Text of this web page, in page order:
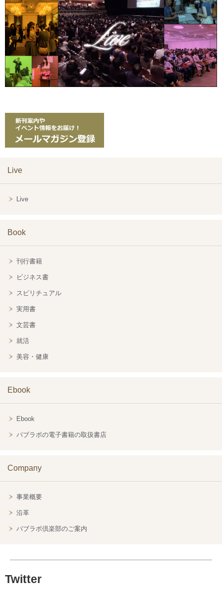
Live
Live
Book
刊行書籍
ビジネス書
スピリチュアル
実用書
文芸書
就活
美容・健康
Ebook
Ebook
パブラボの電子書籍の取扱書店
Company
事業概要
沿革
パブラボ倶楽部のご案内
Twitter